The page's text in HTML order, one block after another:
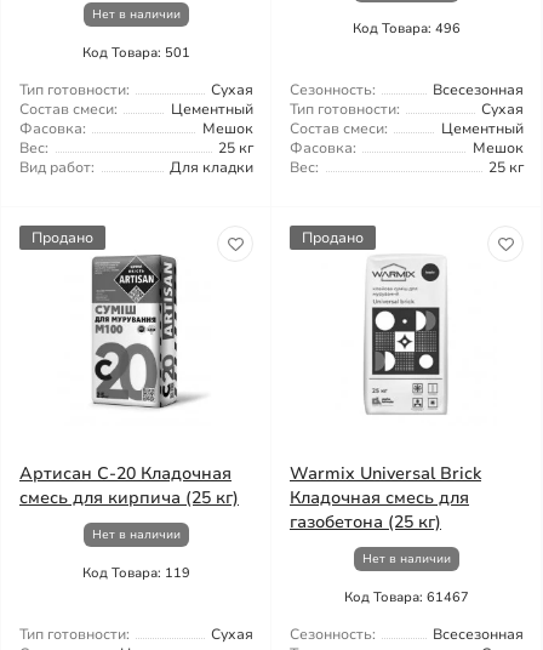
Нет в наличии
Код Товара: 501
Тип готовности:
Сухая
Состав смеси:
Цементный
Фасовка:
Мешок
Вес:
25 кг
Вид работ:
Для кладки
Код Товара: 496
Сезонность:
Всесезонная
Тип готовности:
Сухая
Состав смеси:
Цементный
Фасовка:
Мешок
Вес:
25 кг
Продано
Артисан С-20 Кладочная
смесь для кирпича (25 кг)
Нет в наличии
Код Товара: 119
Тип готовности:
Сухая
Продано
Warmix Universal Brick
Кладочная смесь для
газобетона (25 кг)
Нет в наличии
Код Товара: 61467
Сезонность:
Всесезонная